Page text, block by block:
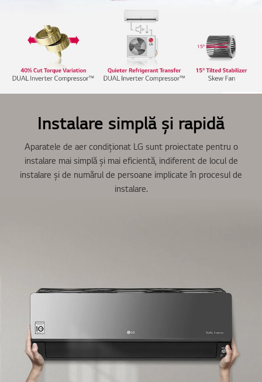
Instalare simplă și rapidă
Aparatele de aer condiționat LG sunt proiectate pentru o
instalare mai simplă și mai eficientă, indiferent de locul de
instalare și de numărul de persoane implicate în procesul de
instalare.